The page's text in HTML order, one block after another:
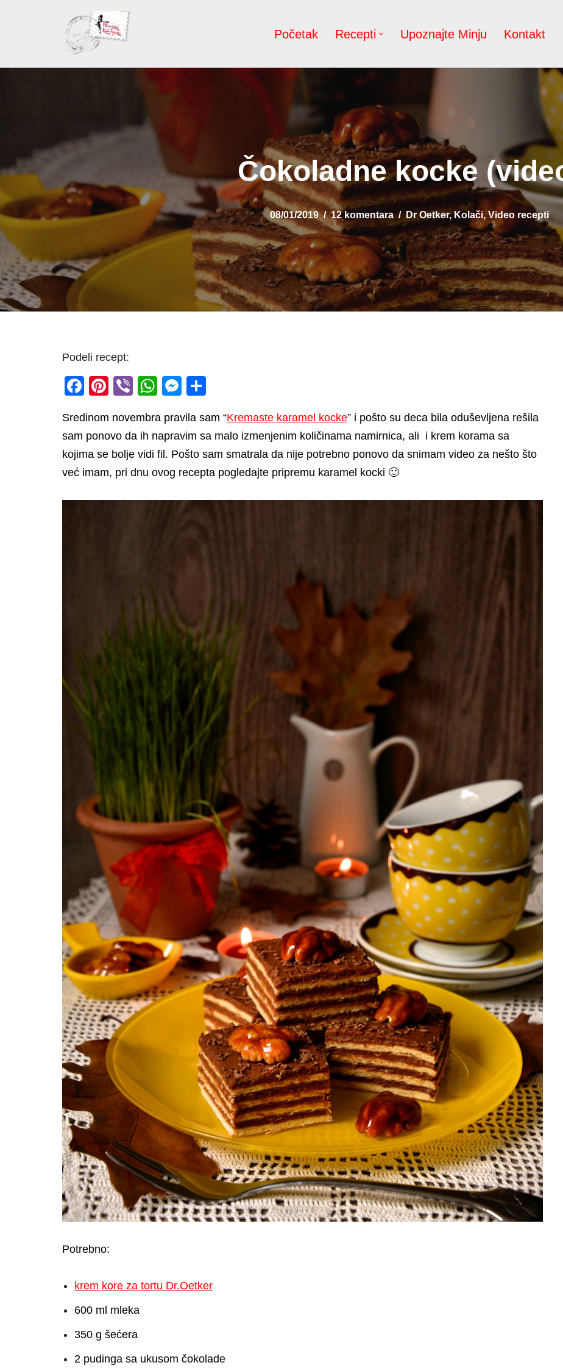
sadržaj
Početak Recepti Upoznajte Minju Kontakt
Čokoladne kocke
08/01/2019 12 komentara Dr Oetker,Kolači,Video recepti
Podeli recept:
F
c
e
b
o
o
Pi
er
e
st
Vi
er
W
at
s
A
p
p
M
ss
e
n
g
er
ar
e
Sredinom novembra pravila sam “Kremaste karamel kocke” i pošto su deca bila oduševljena rešila
sam ponovo da ih napravim sa malo izmenjenim količinama namirnica, ali i krem korama sa
kojima se bolje vidi fil. Pošto sam smatrala da nije potrebno ponovo da snimam video za nešto što
već imam, pri dnu ovog recepta pogledajte pripremu karamel kocki 🙂
Potrebno:
krem kore za tortu Dr.Oetker
600 ml mleka
350 g šećera
2 pudinga sa ukusom čokolade